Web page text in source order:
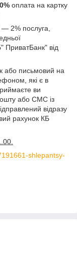
оплата на картку
2% послуга,
ПриватБанк" від
або письмовий на
які є в
ви
або СМС із
відразу
рахунок КБ
shlepantsy-